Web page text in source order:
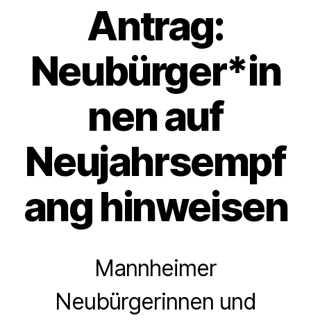
Antrag:
Neubürger*in
nen auf
Neujahrsempf
ang hinweisen
Mannheimer
Neubürgerinnen und